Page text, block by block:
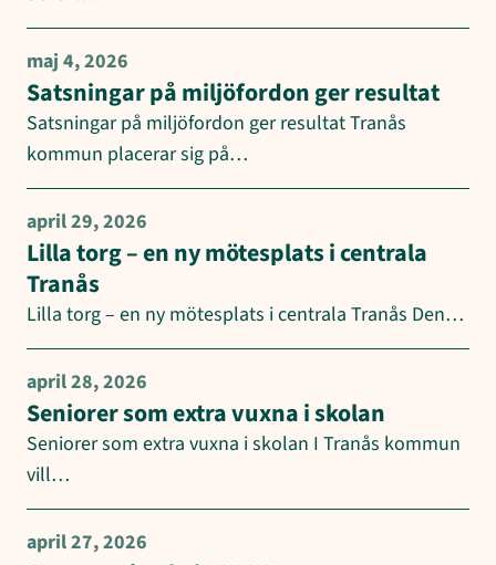
maj 4, 2026
Satsningar på miljöfordon ger resultat
Satsningar på miljöfordon ger resultat Tranås
kommun placerar sig på…
april 29, 2026
Lilla torg – en ny mötesplats i centrala
Tranås
Lilla torg – en ny mötesplats i centrala Tranås Den…
april 28, 2026
Seniorer som extra vuxna i skolan
Seniorer som extra vuxna i skolan I Tranås kommun
vill…
april 27, 2026